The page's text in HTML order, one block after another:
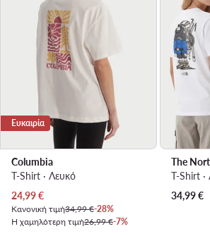
Ευκαιρία
Columbia
T-Shirt · Λευκό
Τρέχουσα τιμή
24,99€
Κανονική τιμή34,99 €-28%
Η χαμηλότερη τιμή26,99 €-7%
The
T-Shirt ·
34,99€